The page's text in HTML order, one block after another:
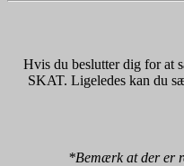
Hvis du beslutter dig for at
SKAT. Ligeledes kan du
*Bemærk at der er